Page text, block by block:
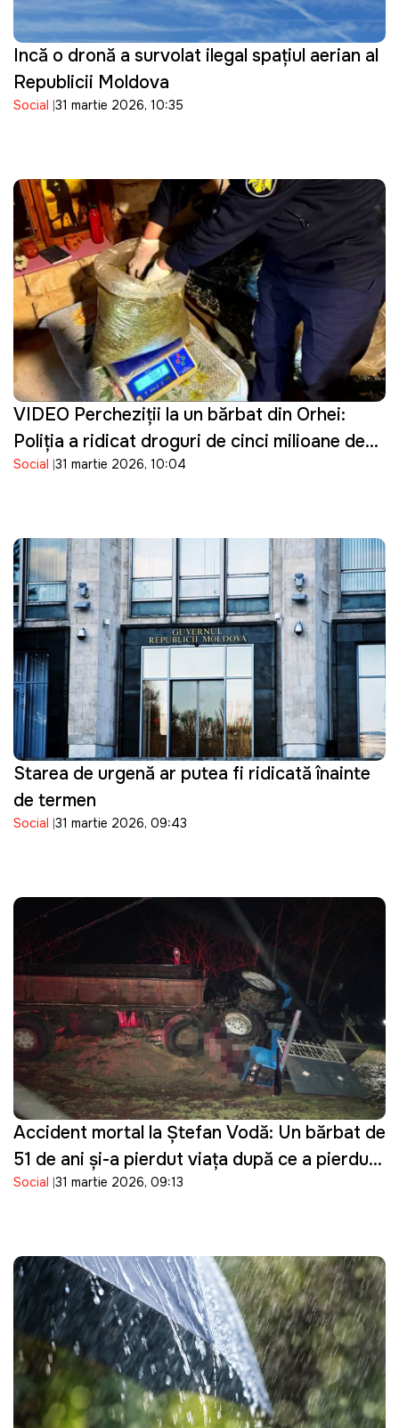
Incă o dronă a survolat ilegal spațiul aerian al
Republicii Moldova
Social 31 martie 2026, 10:35
VIDEO Percheziţii la un bărbat din Orhei:
Poliţia a ridicat droguri de cinci milioane de
lei
Social 31 martie 2026, 10:04
Starea de urgență ar putea fi ridicată înainte
de termen
Social 31 martie 2026, 09:43
Accident mortal la Ștefan Vodă: Un bărbat de
51 de ani și-a pierdut viața după ce a pierdut
controlul asupra tractorului pe care îl
Social 31 martie 2026, 09:13